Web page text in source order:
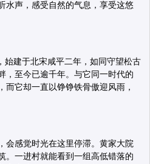
水声，感受自然的气息，享受这悠
始建于北宋咸平二年，如同守望松古
，至今已逾千年。与它同一时代的
而它却一直以铮铮铁骨傲迎风雨，
会感觉时光在这里停滞。黄家大院
。一进村就能看到一组高低错落的